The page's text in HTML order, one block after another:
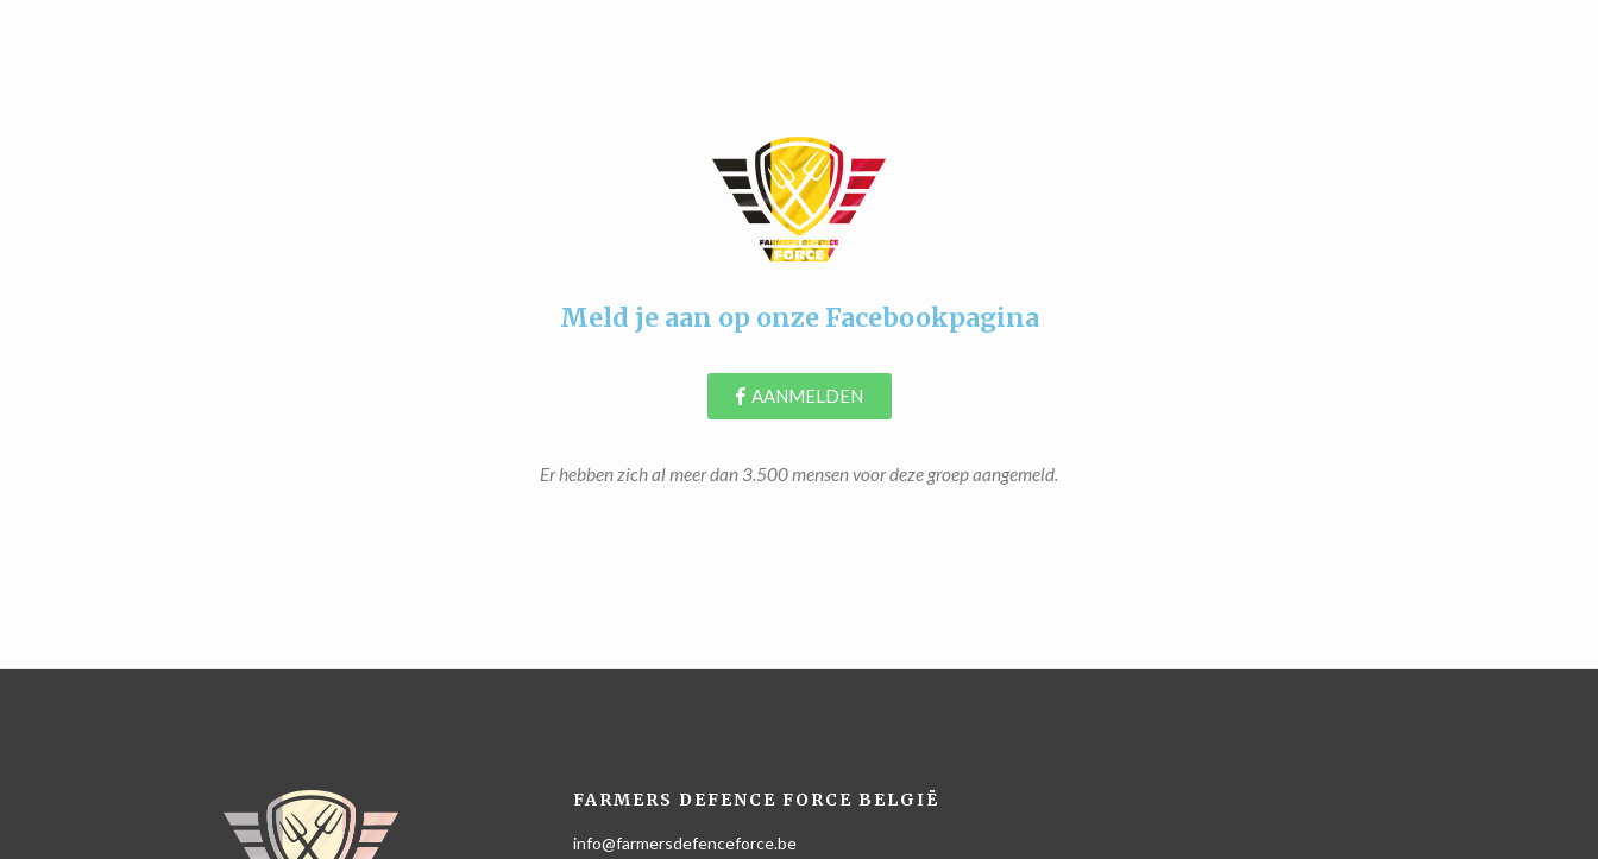
Meld je aan op onze Facebookpagina
AANMELDEN
Er hebben zich al meer dan 3.500 mensen voor deze groep aangemeld.
FARMERS DEFENCE FORCE BELGIË
info@farmersdefenceforce.be